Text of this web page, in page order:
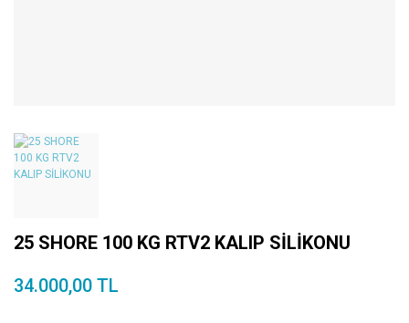
25 SHORE 100 KG RTV2 KALIP SİLİKONU
34.000,00 TL